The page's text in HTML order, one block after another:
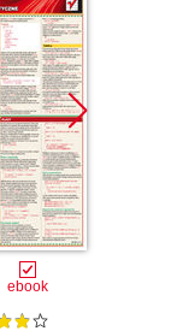
ebook